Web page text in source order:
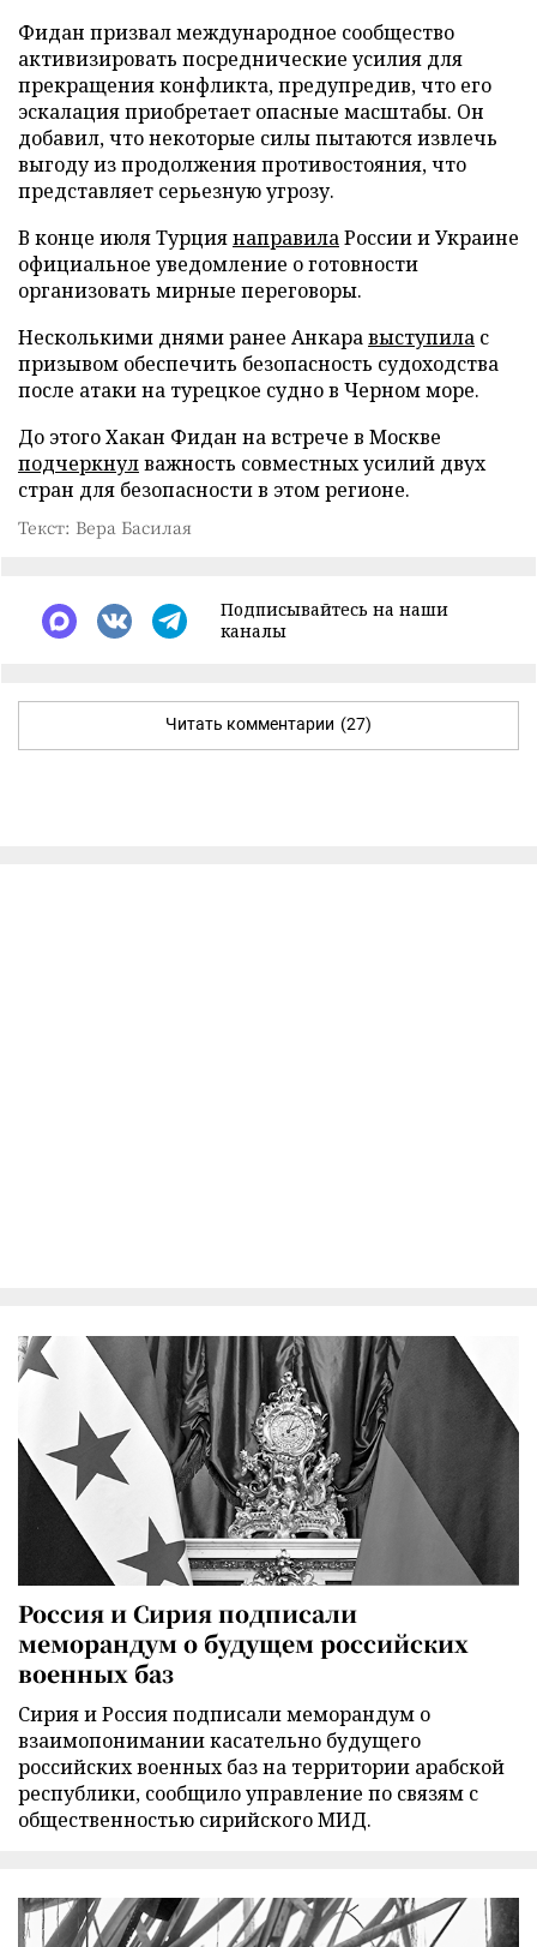
Фидан призвал международное сообщество
активизировать посреднические усилия для
прекращения конфликта, предупредив, что его
эскалация приобретает опасные масштабы. Он
добавил, что некоторые силы пытаются извлечь
выгоду из продолжения противостояния, что
представляет серьезную угрозу.
В конце июля ТурциянаправилаРоссии и Украине
официальное уведомление о готовности
организовать мирные переговоры.
Несколькими днями ранее Анкаравыступила с
призывом обеспечить безопасность судоходства
после атаки на турецкое судно в Черном море.
До этого Хакан Фидан на встрече в Москве
подчеркнулважность совместных усилий двух
стран для безопасности в этом регионе.
Текст: Вера Басилая
Подписывайтесь на наши
каналы
Читать комментарии (27)
Россия и Сирия подписали
меморандум о будущем российских
военных баз
Сирия и Россия подписали меморандум о
взаимопонимании касательно будущего
российских военных баз на территории арабской
республики, сообщило управление по связям с
общественностью сирийского МИД.